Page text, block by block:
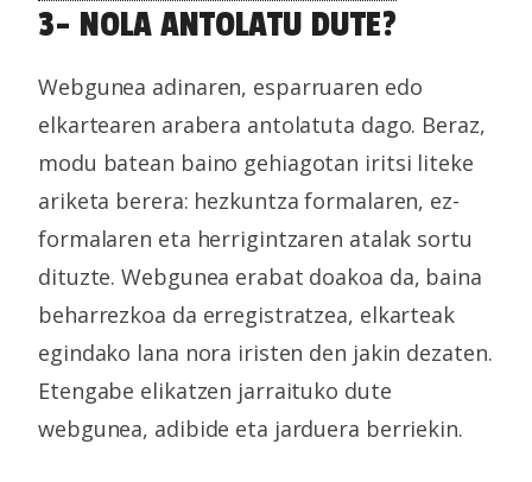
3- NOLA ANTOLATU DUTE?
Webgunea adinaren, esparruaren edo
elkartearen arabera antolatuta dago. Beraz,
modu batean baino gehiagotan iritsi liteke
ariketa berera: hezkuntza formalaren, ez-
formalaren eta herrigintzaren atalak sortu
dituzte. Webgunea erabat doakoa da, baina
beharrezkoa da erregistratzea, elkarteak
egindako lana nora iristen den jakin dezaten.
Etengabe elikatzen jarraituko dute
webgunea, adibide eta jarduera berriekin.